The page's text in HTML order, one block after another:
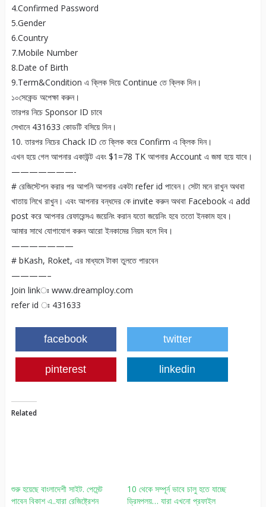
4.Confirmed Password
5.Gender
6.Country
7.Mobile Number
8.Date of Birth
9.Term&Condition এ ক্লিক দিয়ে Continue তে ক্লিক দিন।
১০সেকেন্ড অপেক্ষা করুন।
তারপর নিচে Sponsor ID চাবে
সেখানে 431633 কোডটি বসিয়ে দিন।
10. তারপর নিচের Chack ID তে ক্লিক করে Confirm এ ক্লিক দিন।
এখন হয়ে গেল আপনার একাউন্ট এবং $1=78 TK আপনার Account এ জমা হয়ে যাবে।
———————-
# রেজিস্টেশন করার পর আপনি আপনার একটা refer id পাবেন। সেটা মনে রাখুন অথবা
খাতায় লিখে রাখুন। এবং আপনার বন্ধদের কে invite করুন অথবা Facebook এ add
post করে আপনার রেফারেন্সএ জয়েনিং করান যতো জয়েনিং হবে ততো ইনকাম হবে।
আমার সাথে যোগাযোগ করুন আরো ইনকামের নিয়ম বলে দিব।
———————
# bKash, Roket, এর মাধ্যমে টাকা তুলতে পারবেন
————–
Join linkঃ www.dreamploy.com
refer id ঃ 431633
facebook twitter
pinterest linkedin
Related
শুরু হয়েছে বাংলাদেশী সাইট. পেমেন্ট
পাবেন বিকাশ এ..যারা রেজিষ্ট্রেশন
10 থেকে সম্পূর্ন ভাবে চালু হতে যাচ্ছে
ড্রিমপলয়… যারা এখনো প্রফাইল